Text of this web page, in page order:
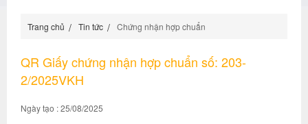
Trang chủ Tin tức Chứng nhận hợp chuẩn
QR Giấy chứng nhận hợp chuẩn số: 203-
2/2025VKH
Ngày tạo : 25/08/2025